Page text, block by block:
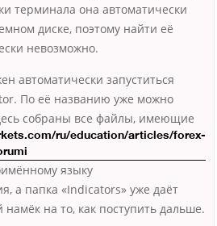
терминала она автоматически
диске, поэтому найти её
невозможно.
автоматически запуститься
По её названию уже можно
собраны все файлы, имеющие
ru/education/articles/forex-
языку
а папка «Indicators» уже даёт
на то, как поступить дальше.